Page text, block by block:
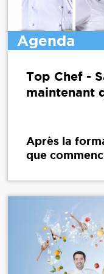
Agenda
Top Chef -
maintenant
Après la
que